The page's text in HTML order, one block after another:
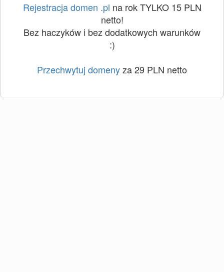
Rejestracja domen .pl na rok TYLKO 15 PLN
netto!
Bez haczyków i bez dodatkowych warunków
:)
Przechwytuj domenyza 29 PLN netto